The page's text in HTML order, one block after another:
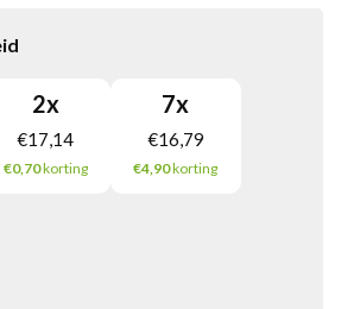
2x
€17,14
€0,70korting
7x
€16,79
€4,90korting